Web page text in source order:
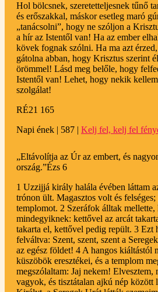
Hol bölcsnek, szeretetteljesnek tűnő
és erőszakkal, máskor esetleg maró
„tanácsolni”, hogy ne szóljon a
a hír az Istentől van! Ha az ember
kövek fognak szólni. Ha ma azt
gátolna abban, hogy Krisztus szerint
örömmel! Lásd meg belőle, hogy
Istentől van! Lehet, hogy nekik
szolgálat!
RÉ21 165
Napi ének | 587 | Kelj fel, kelj fel
„Eltávolítja az Úr az embert, és
ország.”Ézs 6
1 Uzzijjá király halála évében láttam
trónon ült. Magasztos volt és felséges;
templomot. 2 Szeráfok álltak mellette,
mindegyiknek: kettővel az arcát
takarta el, kettővel pedig repült. 3 Ezt
felváltva: Szent, szent, szent a
az egész földet! 4 A hangos kiáltástól
küszöbök eresztékei, és a templom
megszólaltam: Jaj nekem! Elvesztem,
vagyok, és tisztátalan ajkú nép között